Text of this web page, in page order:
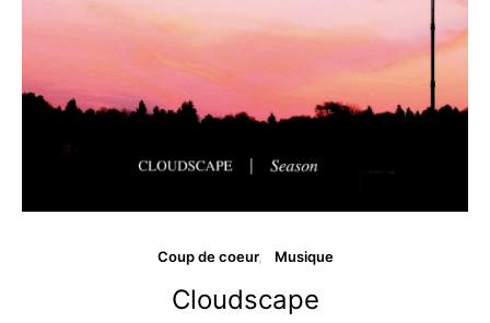
Coup de coeur Musique
Cloudscape